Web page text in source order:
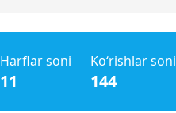
Harflar soni
11
Ko‘rishlar soni
144